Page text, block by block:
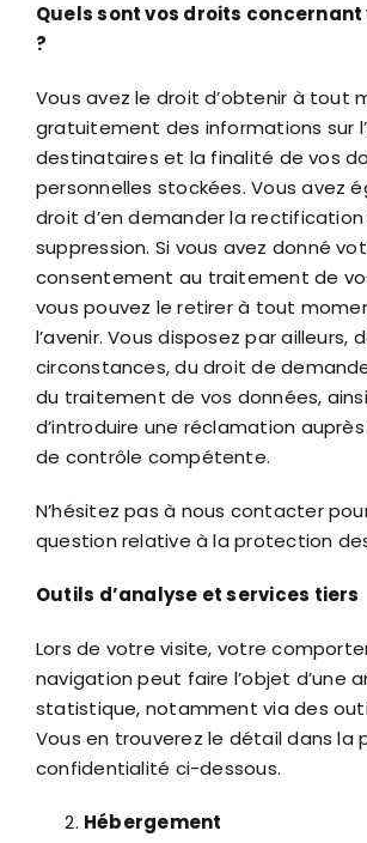
Quels sont vos droits concernant
?
Vous avez le droit d’obtenir à tout
gratuitement des informations sur
destinataires et la finalité de vos
personnelles stockées. Vous avez
droit d’en demander la rectification
suppression. Si vous avez donné
consentement au traitement de
vous pouvez le retirer à tout
l’avenir. Vous disposez par ailleurs,
circonstances, du droit de
du traitement de vos données,
d’introduire une réclamation
de contrôle compétente.
N’hésitez pas à nous contacter
question relative à la protection
Outils d’analyse et services tiers
Lors de votre visite, votre
navigation peut faire l’objet d’une
statistique, notamment via des
Vous en trouverez le détail dans la
confidentialité ci-dessous.
Hébergement